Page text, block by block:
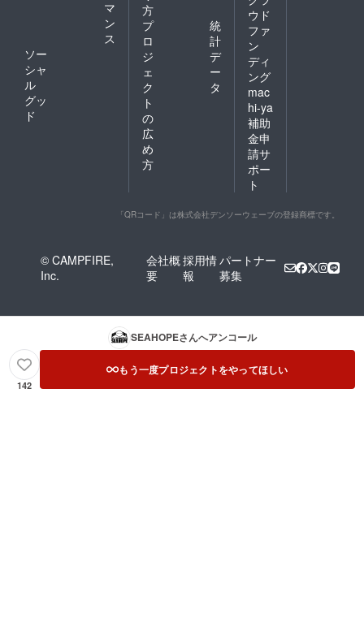
マ
ン
ス
ソー
シャ
ル
グッ
ド
方
プ
ロ
ジ
ェ
ク
ト
の
広
め
方
統
計
デ
ー
タ
ウド
ファ
ン
ディ
ング
mac
hi-ya
補助
金申
請サ
ポー
ト
「QRコード」は株式会社デンソーウェーブの登録商標です。
© CAMPFIRE,
Inc.
会社概
要
採用情
報
パートナー
募集
SEAHOPEさんへアンコール
142
もう一度プロジェクトをやってほしい